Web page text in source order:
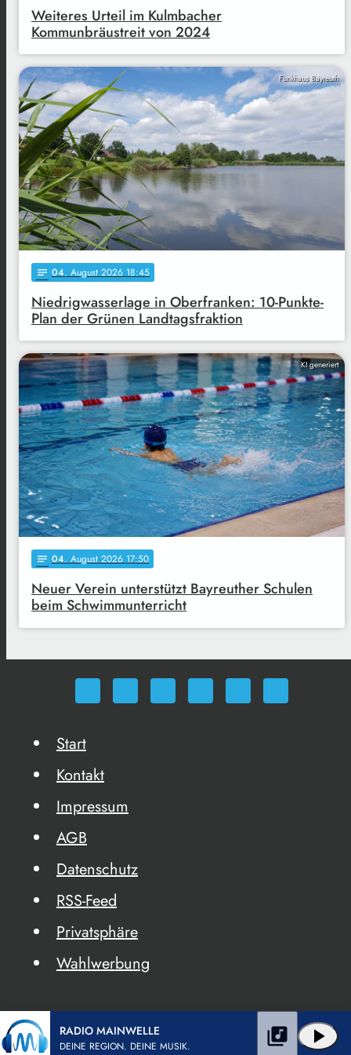
Weiteres Urteil im Kulmbacher
Kommunbräustreit von 2024
Funkhaus Bayreuth
notes 04. August 2026 18:45
Niedrigwasserlage in Oberfranken: 10-Punkte-
Plan der Grünen Landtagsfraktion
KI generiert
notes 04. August 2026 17:50
Neuer Verein unterstützt Bayreuther Schulen
beim Schwimmunterricht
Start
Kontakt
Impressum
AGB
Datenschutz
RSS-Feed
Privatsphäre
Wahlwerbung
RADIO MAINWELLE
DEINE REGION. DEINE MUSIK. play_arrow
library_music